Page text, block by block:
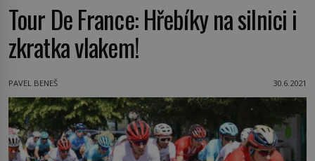
Tour De France: Hřebíky na silnici i
zkratka vlakem!
PAVEL BENEŠ 30.6.2021